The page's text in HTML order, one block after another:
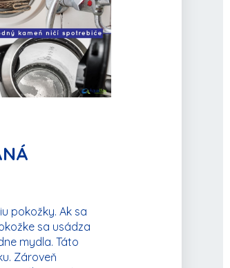
pokožky. Ak sa
sa usádza
mydla. Táto
Zároveň